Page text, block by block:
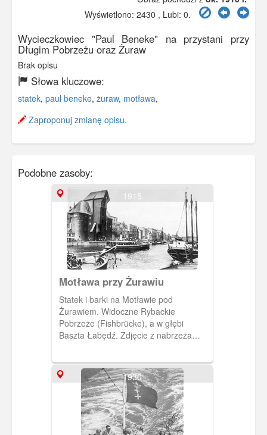
Wyświetlono: 2430 , Lubi: 0.
Wycieczkowiec "Paul Beneke" na przystani przy
Długim Pobrzeżu oraz Żuraw
Brak opisu
Słowa kluczowe:
statek, paul beneke, żuraw, motława,
Zaproponuj zmianę opisu.
Podobne zasoby:
1915
Motława przy Żurawiu
Statek i barki na Motławie pod
Żurawiem. Widoczne Rybackie
Pobrzeże (Fishbrücke), a w głębi
Baszta Łabędź. Zdjęcie z nabrzeża
1930